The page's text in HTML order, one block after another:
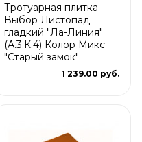
Тротуарная плитка
Выбор Листопад
гладкий "Ла-Линия"
(А.3.К.4) Колор Микс
"Старый замок"
1 239.00 руб.